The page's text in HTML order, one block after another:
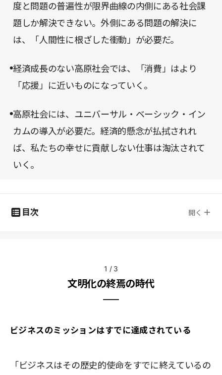
度と問題の普遍性が限界曲線の内側にある社会課
題しか解決できない。外側にある問題の解決に
は、「人間性に根ざした衝動」が必要だ。
経済成長のない高原社会では、「消費」はより
「応援」に近いものになっていく。
高原社会には、ユニバーサル・ベーシック・イン
カムの導入が必要だ。経済的懸念が払拭されれ
ば、私たちの幸せに貢献しない仕事は淘汰されて
いく。
目次 開く
1 / 3
文明化の終焉の時代
ビジネスのミッションはすでに達成されている
「ビジネスはその歴史的使命をすでに終えているの